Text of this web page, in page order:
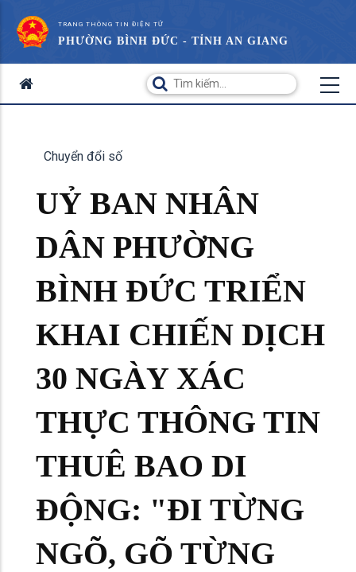
TRANG THÔNG TIN ĐIỆN TỬ
PHƯỜNG BÌNH ĐỨC - TỈNH AN GIANG
Chuyển đổi số
UỶ BAN NHÂN
DÂN PHƯỜNG
BÌNH ĐỨC TRIỂN
KHAI CHIẾN DỊCH
30 NGÀY XÁC
THỰC THÔNG TIN
THUÊ BAO DI
ĐỘNG: "ĐI TỪNG
NGÕ, GÕ TỪNG